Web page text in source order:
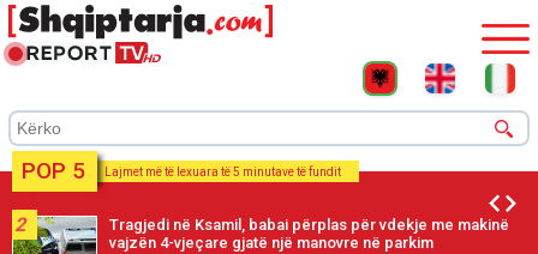
POP 5 Lajmet më të lexuara të 5 minutave të fundit
2
Tragjedi në Ksamil, babai përplas për vdekje me makinë
vajzën 4-vjeçare gjatë një manovre në parkim